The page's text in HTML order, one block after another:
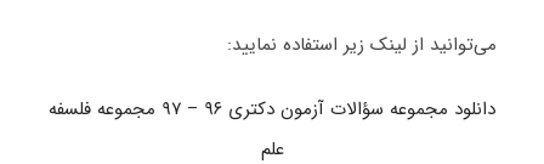
می‌توانید از لینک زیر استفاده نمایید:
دانلود مجموعه سؤالات آزمون دکتری ۹۶ – ۹۷ مجموعه فلسفه
علم